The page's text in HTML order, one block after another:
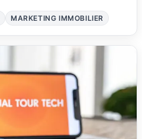
MARKETING IMMOBILIER